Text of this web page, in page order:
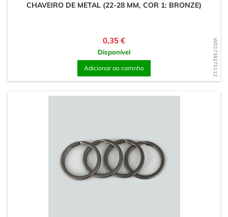
WD1739270112
CHAVEIRO DE METAL (22-28 MM, COR 1: BRONZE)
Preço
0,35 €
Disponível
Adicionar ao carrinho